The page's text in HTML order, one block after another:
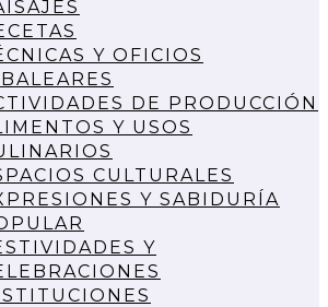
Y OFICIOS
DE PRODUCCIÓN
Y USOS
CULTURALES
Y SABIDURÍA
Y